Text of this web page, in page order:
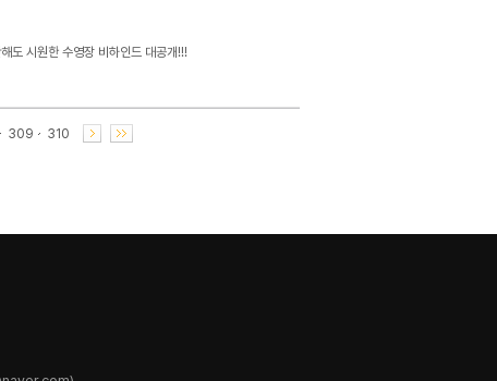
도 시원한 수영장 비하인드 대공개!!!
309 310